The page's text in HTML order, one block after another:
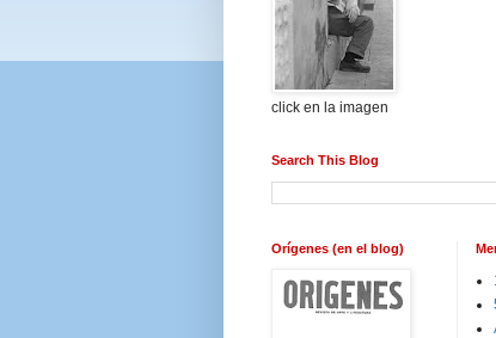
click en la imagen
Search This Blog
Orígenes (en el blog)